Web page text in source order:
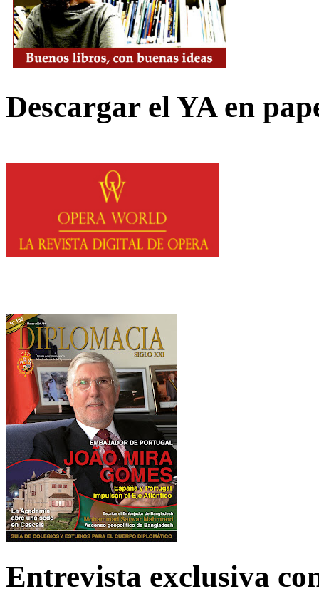
Descargar el YA en
Entrevista exclusiva